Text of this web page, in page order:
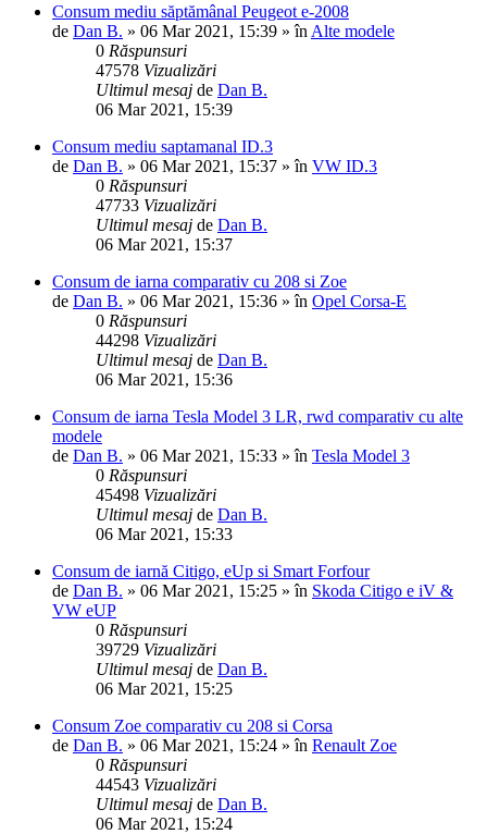
Consum mediu săptămânal Peugeot e-2008
de Dan B. » 06 Mar 2021, 15:39 » în Alte modele
0 Răspunsuri
47578 Vizualizări
Ultimul mesaj de Dan B.
06 Mar 2021, 15:39
Consum mediu saptamanal ID.3
de Dan B. » 06 Mar 2021, 15:37 » în VW ID.3
0 Răspunsuri
47733 Vizualizări
Ultimul mesaj de Dan B.
06 Mar 2021, 15:37
Consum de iarna comparativ cu 208 si Zoe
de Dan B. » 06 Mar 2021, 15:36 » în Opel Corsa-E
0 Răspunsuri
44298 Vizualizări
Ultimul mesaj de Dan B.
06 Mar 2021, 15:36
Consum de iarna Tesla Model 3 LR, rwd comparativ cu alte
modele
de Dan B. » 06 Mar 2021, 15:33 » în Tesla Model 3
0 Răspunsuri
45498 Vizualizări
Ultimul mesaj de Dan B.
06 Mar 2021, 15:33
Consum de iarnă Citigo, eUp si Smart Forfour
de Dan B. » 06 Mar 2021, 15:25 » în Skoda Citigo e iV &
VW eUP
0 Răspunsuri
39729 Vizualizări
Ultimul mesaj de Dan B.
06 Mar 2021, 15:25
Consum Zoe comparativ cu 208 si Corsa
de Dan B. » 06 Mar 2021, 15:24 » în Renault Zoe
0 Răspunsuri
44543 Vizualizări
Ultimul mesaj de Dan B.
06 Mar 2021, 15:24